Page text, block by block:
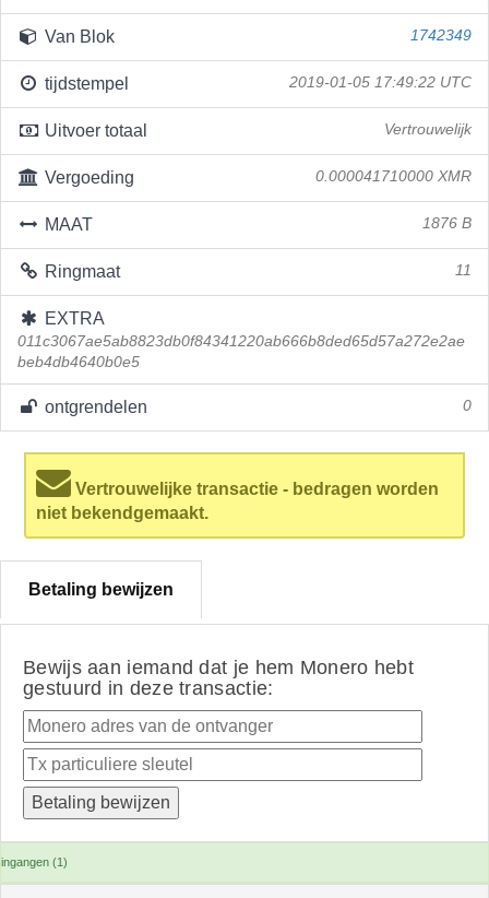
Van Blok 1742349
tijdstempel 2019-01-05 17:49:22 UTC
Uitvoer totaal Vertrouwelijk
Vergoeding 0.000041710000 XMR
MAAT 1876 B
Ringmaat 11
EXTRA
011c3067ae5ab8823db0f84341220ab666b8ded65d57a272e2ae
beb4db4640b0e5
ontgrendelen 0
Vertrouwelijke transactie - bedragen worden
niet bekendgemaakt.
Betaling bewijzen
Bewijs aan iemand dat je hem Monero hebt
gestuurd in deze transactie:
ingangen (1)